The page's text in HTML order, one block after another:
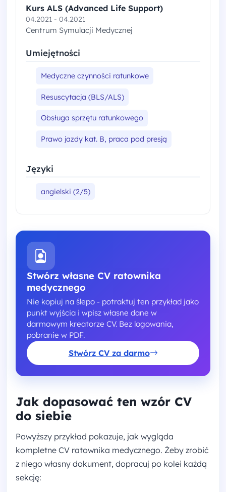
Kurs ALS (Advanced Life Support)
04.2021 - 04.2021
Centrum Symulacji Medycznej
Umiejętności
Medyczne czynności ratunkowe
Resuscytacja (BLS/ALS)
Obsługa sprzętu ratunkowego
Prawo jazdy kat. B, praca pod presją
Języki
angielski (2/5)
Stwórz własne CV ratownika
medycznego
Nie kopiuj na ślepo - potraktuj ten przykład jako
punkt wyjścia i wpisz własne dane w
darmowym kreatorze CV. Bez logowania,
pobranie w PDF.
Stwórz CV za darmo
Jak dopasować ten wzór CV
do siebie
Powyższy przykład pokazuje, jak wygląda
kompletne CV ratownika medycznego. Żeby zrobić
z niego własny dokument, dopracuj po kolei każdą
sekcję: